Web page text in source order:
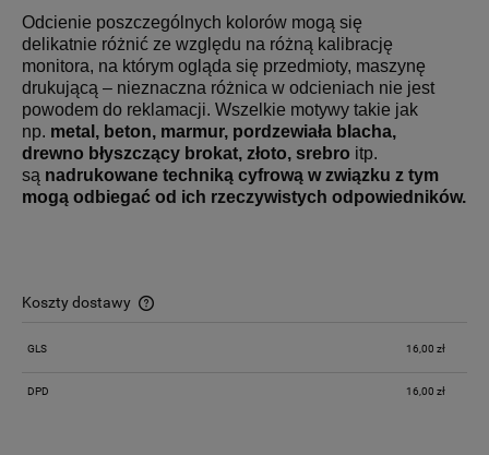
Odcienie poszczególnych kolorów mogą się
delikatnie różnić ze względu na różną kalibrację
monitora, na którym ogląda się przedmioty, maszynę
drukującą – nieznaczna różnica w odcieniach nie jest
powodem do reklamacji. Wszelkie motywy takie jak
np. metal, beton, marmur, pordzewiała blacha,
drewno błyszczący brokat, złoto, srebro itp.
są nadrukowane techniką cyfrową w związku z tym
mogą odbiegać od ich rzeczywistych odpowiedników.
Koszty dostawy
Cena nie zawiera ewentualnych kosztów płatności
GLS 16,00 zł
DPD 16,00 zł